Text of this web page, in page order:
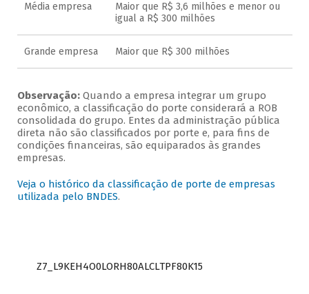
Média empresa
Maior que R$ 3,6 milhões e menor ou
igual a R$ 300 milhões
Grande empresa Maior que R$ 300 milhões
Observação:Quando a empresa integrar um grupo
econômico, a classificação do porte considerará a ROB
consolidada do grupo. Entes da administração pública
direta não são classificados por porte e, para fins de
condições financeiras, são equiparados às grandes
empresas.
Veja o histórico da classificação de porte de empresas
utilizada pelo BNDES.
Z7_L9KEH4O0LORH80ALCLTPF80K15